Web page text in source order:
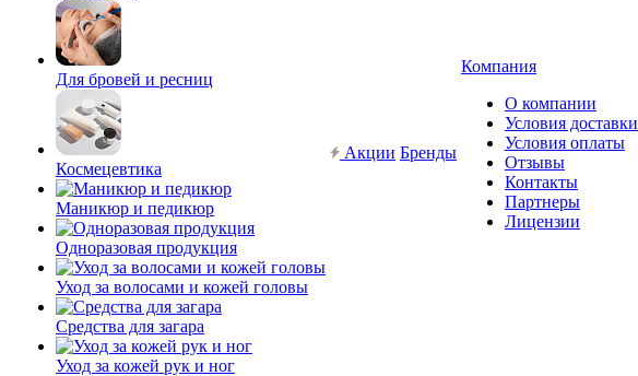
Для бровей и ресниц
Космецевтика
Маникюр и педикюр
Одноразовая продукция
Уход за волосами и кожей головы
Средства для загара
Уход за кожей рук и ног
Акции Бренды
Компания
О компании
Условия доставки
Условия оплаты
Отзывы
Контакты
Партнеры
Лицензии